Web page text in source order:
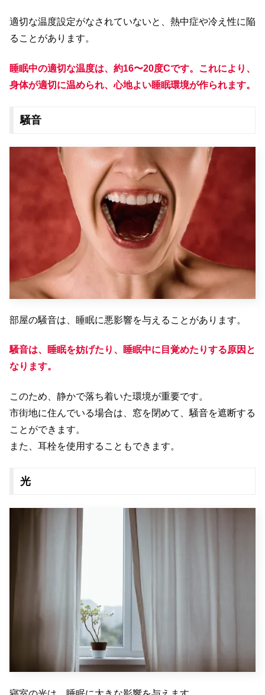
適切な温度設定がなされていないと、熱中症や冷え性に陥
ることがあります。
睡眠中の適切な温度は、約16〜20度Cです。これにより、
身体が適切に温められ、心地よい睡眠環境が作られます。
騒音
部屋の騒音は、睡眠に悪影響を与えることがあります。
騒音は、睡眠を妨げたり、睡眠中に目覚めたりする原因と
なります。
このため、静かで落ち着いた環境が重要です。
市街地に住んでいる場合は、窓を閉めて、騒音を遮断する
ことができます。
また、耳栓を使用することもできます。
光